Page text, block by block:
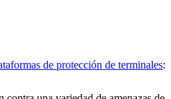
de protección de terminales: